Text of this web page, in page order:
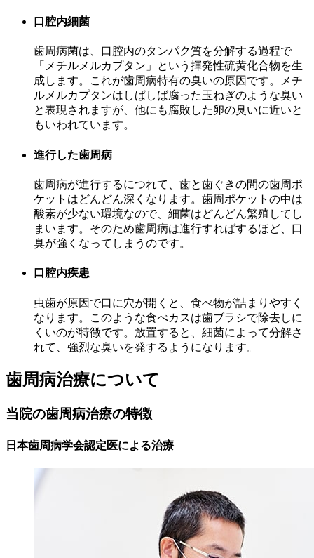
口腔内細菌
歯周病菌は、口腔内のタンパク質を分解する過程で
「メチルメルカプタン」という揮発性硫黄化合物を生
成します。これが歯周病特有の臭いの原因です。メチ
ルメルカプタンはしばしば腐った玉ねぎのような臭い
と表現されますが、他にも腐敗した卵の臭いに近いと
もいわれています。
進行した歯周病
歯周病が進行するにつれて、歯と歯ぐきの間の歯周ポ
ケットはどんどん深くなります。歯周ポケットの中は
酸素が少ない環境なので、細菌はどんどん繁殖してし
まいます。そのため歯周病は進行すればするほど、口
臭が強くなってしまうのです。
口腔内疾患
虫歯が原因で口に穴が開くと、食べ物が詰まりやすく
なります。このような食べカスは歯ブラシで除去しに
くいのが特徴です。放置すると、細菌によって分解さ
れて、強烈な臭いを発するようになります。
歯周病治療について
当院の歯周病治療の特徴
日本歯周病学会認定医による治療